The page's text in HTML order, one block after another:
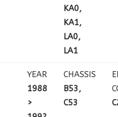
KA0,
KA1,
LA0,
LA1
YEAR
1988
>
CHASSIS
B53,
C53